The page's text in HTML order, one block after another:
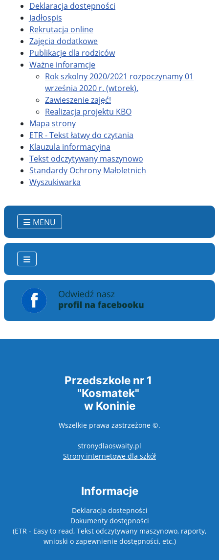
MENU
Deklaracja dostępności
Jadłospis
Rekrutacja online
Zajęcia dodatkowe
Publikacje dla rodziców
Ważne inforamcje
Rok szkolny 2020/2021 rozpoczynamy 01
września 2020 r. (wtorek).
Zawieszenie zajęć!
Realizacja projektu KBO
Mapa strony
ETR - Tekst łatwy do czytania
Klauzula informacyjna
Tekst odczytywany maszynowo
Standardy Ochrony Małoletnich
Wyszukiwarka
Przedszkole nr 1
"Kosmatek"
w Koninie
Wszelkie prawa zastrzeżone ©.
stronydlaoswaity.pl
Strony internetowe dla szkółotwiera się w
Informacje
Deklaracja dostepności
Dokumenty dostępności
(ETR - Easy to read, Tekst odczytywany maszynowo, raporty,
wnioski o zapewnienie dostępności, etc.)